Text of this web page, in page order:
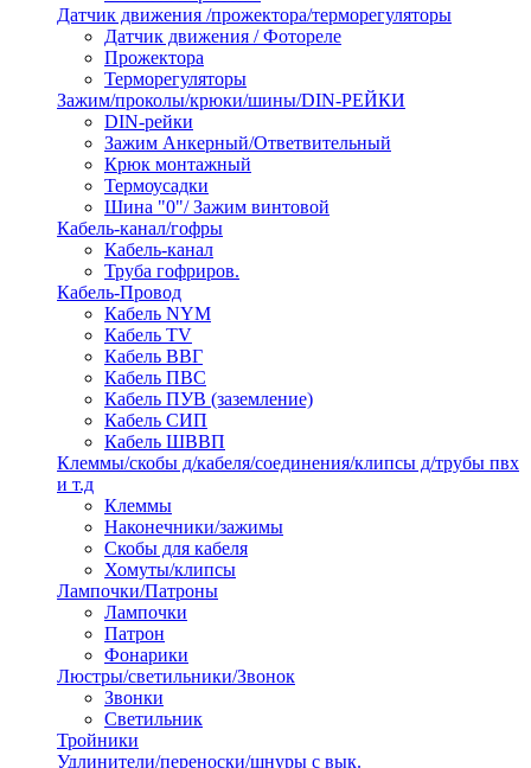
Датчик движения /прожектора/терморегуляторы
Датчик движения / Фотореле
Прожектора
Терморегуляторы
Зажим/проколы/крюки/шины/DIN-РЕЙКИ
DIN-рейки
Зажим Анкерный/Ответвительный
Крюк монтажный
Термоусадки
Шина "0"/ Зажим винтовой
Кабель-канал/гофры
Кабель-канал
Труба гофриров.
Кабель-Провод
Кабель NYM
Кабель TV
Кабель ВВГ
Кабель ПВС
Кабель ПУВ (заземление)
Кабель СИП
Кабель ШВВП
Клеммы/скобы д/кабеля/соединения/клипсы д/трубы пвх
и т.д
Клеммы
Наконечники/зажимы
Скобы для кабеля
Хомуты/клипсы
Лампочки/Патроны
Лампочки
Патрон
Фонарики
Люстры/светильники/Звонок
Звонки
Светильник
Тройники
Удлинители/переноски/шнуры с вык.